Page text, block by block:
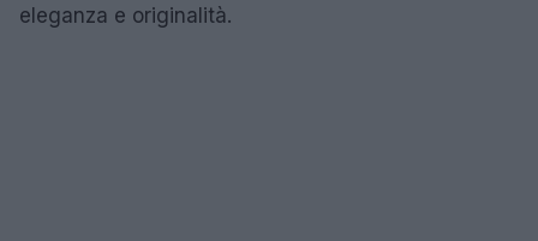
eleganza e originalità.